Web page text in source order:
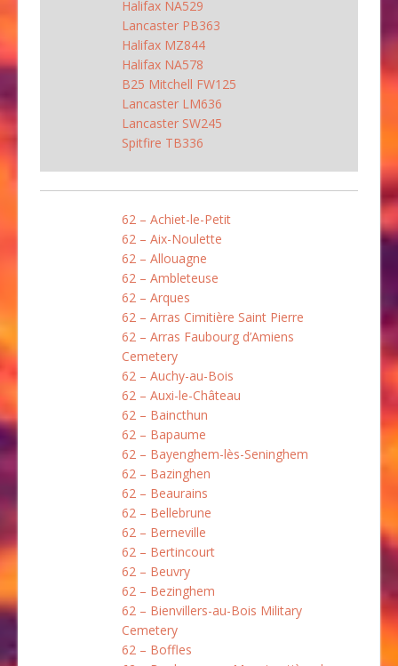
Halifax NA529
Lancaster PB363
Halifax MZ844
Halifax NA578
B25 Mitchell FW125
Lancaster LM636
Lancaster SW245
Spitfire TB336
62 – Achiet-le-Petit
62 – Aix-Noulette
62 – Allouagne
62 – Ambleteuse
62 – Arques
62 – Arras Cimitière Saint Pierre
62 – Arras Faubourg d’Amiens
Cemetery
62 – Auchy-au-Bois
62 – Auxi-le-Château
62 – Baincthun
62 – Bapaume
62 – Bayenghem-lès-Seninghem
62 – Bazinghen
62 – Beaurains
62 – Bellebrune
62 – Berneville
62 – Bertincourt
62 – Beuvry
62 – Bezinghem
62 – Bienvillers-au-Bois Military
Cemetery
62 – Boffles